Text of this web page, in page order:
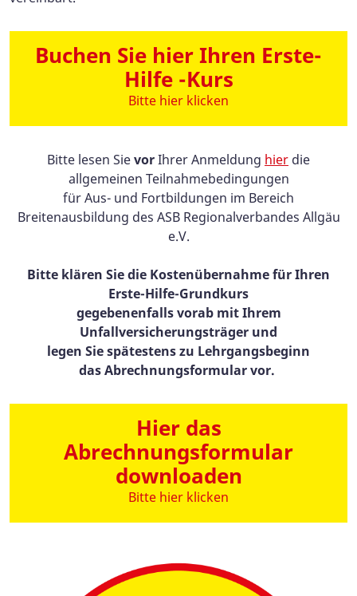
Buchen Sie hier Ihren Erste-
Hilfe -Kurs
Bitte hier klicken
Bitte lesen SievorIhrer Anmeldung hier die
allgemeinen Teilnahmebedingungen
für Aus- und Fortbildungen im Bereich
Breitenausbildung des ASB Regionalverbandes Allgäu
e.V.
Bitte klären Sie die Kostenübernahme für Ihren
Erste-Hilfe-Grundkurs
gegebenenfalls vorab mit Ihrem
Unfallversicherungsträger und
legen Sie spätestens zu Lehrgangsbeginn
das Abrechnungsformular vor.
Hier das
Abrechnungsformular
downloaden
Bitte hier klicken